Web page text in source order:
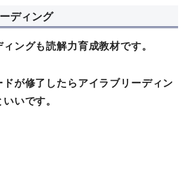
ディング
ングも読解力育成教材です。
ドが修了したらアイラブリーディン
いです。